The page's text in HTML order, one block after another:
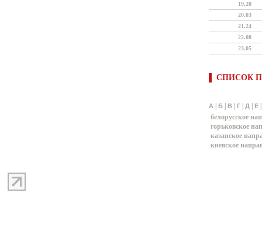
19.20
20.03
21.24
22.08
23.05
СПИСОК
А Б В Г Д Е
белорусское
горьковское
казанское
киевское